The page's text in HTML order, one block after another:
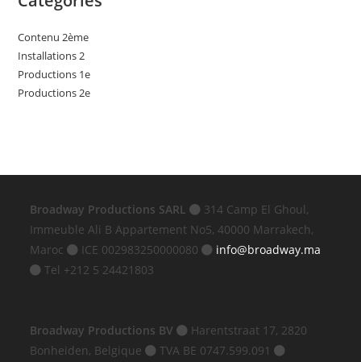
Contenu 2ème
Installations 2
Productions 1e
Productions 2e
Broadway Productions SARL
314 Camp El Ghoul,
Immeuble Ali B Appartement No5, 40000 Marrakech,
Maroc
ICE 002983250000080
info@broadway.ma
Tel +212 5 24421803
Broadway Productions BV
Harentstraat 17, 2820
Bonheiden, Belgique
TVA BE 0747.599.091